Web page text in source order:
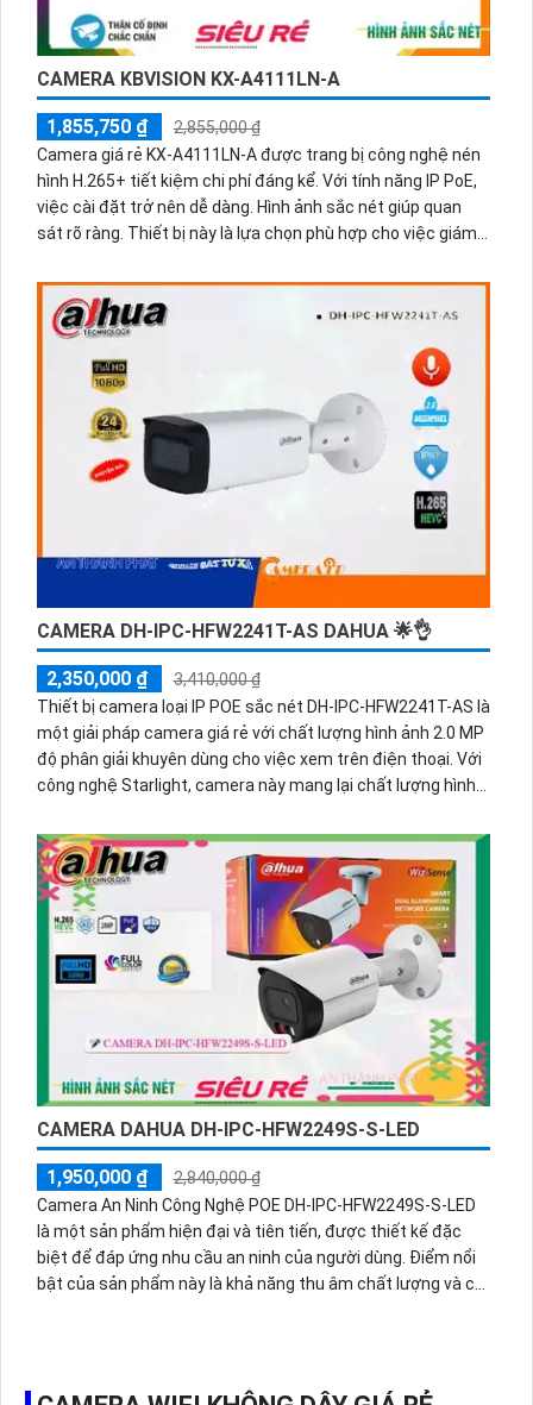
CAMERA KBVISION KX-A4111LN-A
1,855,750 ₫
2,855,000 ₫
Camera giá rẻ KX-A4111LN-A được trang bị công nghệ nén
hình H.265+ tiết kiệm chi phí đáng kể. Với tính năng IP PoE,
việc cài đặt trở nên dễ dàng. Hình ảnh sắc nét giúp quan
sát rõ ràng. Thiết bị này là lựa chọn phù hợp cho việc giám
phải tốn nhiều chi phí.Dòng camera giá rẻ KX-A4111LN-A
trang bị công nghệ nén hình H.265+, giúp tiết kiệm chi phí
đáng kể cho việc lưu trữ dữ liệu. Với tính năng IP POE, việc
cài đặt trở nên dễ dàng. Camera sắc nét, chất lượng hình
ảnh cao, phù hợp sử dụng trong nhiều môi trường khác
nhau. Đây là sự lựa chọn lý tưởng cho hệ thống giám sát
hiệu quả.
CAMERA DH-IPC-HFW2241T-AS DAHUA 🌟👌
2,350,000 ₫
3,410,000 ₫
Thiết bị camera loại IP POE sắc nét DH-IPC-HFW2241T-AS là
một giải pháp camera giá rẻ với chất lượng hình ảnh 2.0 MP
độ phân giải khuyên dùng cho việc xem trên điện thoại. Với
công nghệ Starlight, camera này mang lại chất lượng hình
còn trang bị hồng ngoại 80m, giúp quan sát ban đêm hiệu
quả. Với thiết kế là camera bullet, nó phù hợp sử dụng ngoài
trời với thân kim loại bền bỉ. Bên cạnh đó, camera còn hỗ trợ
công nghệ IP POE, giúp dễ dàng tích hợp vào nhiều hệ thống
khác nhau. Chức năng thu âm cao cấp cũng là một điểm
đáng chú ý của sản phẩm này.
CAMERA DAHUA DH-IPC-HFW2249S-S-LED
1,950,000 ₫
2,840,000 ₫
Camera An Ninh Công Nghệ POE DH-IPC-HFW2249S-S-LED
là một sản phẩm hiện đại và tiên tiến, được thiết kế đặc
biệt để đáp ứng nhu cầu an ninh của người dùng. Điểm nổi
bật của sản phẩm này là khả năng thu âm chất lượng và có
H.265+/H.265/H.264+/H.264, giúp giảm tới 50% dung lượng